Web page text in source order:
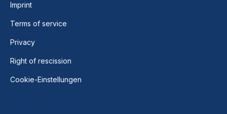
Imprint
Terms of service
Privacy
Right of rescission
Cookie-Einstellungen